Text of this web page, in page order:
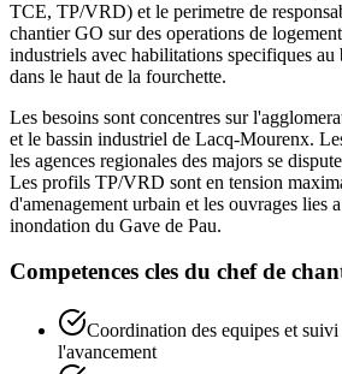
TCE, TP/VRD) et le perimetre de
chantier GO sur des operations de
industriels avec habilitations specifiques au
dans le haut de la fourchette.
Les besoins sont concentres sur
et le bassin industriel de Lacq-Mourenx.
les agences regionales des majors se
Les profils TP/VRD sont en tension
d'amenagement urbain et les ouvrages lies
inondation du Gave de Pau.
Competences cles du chef de
Coordination des equipes et
l'avancement